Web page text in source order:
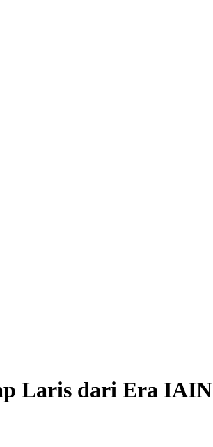
Laris dari Era IAIN